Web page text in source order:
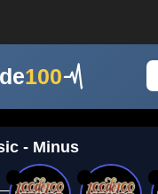
100
- Minus